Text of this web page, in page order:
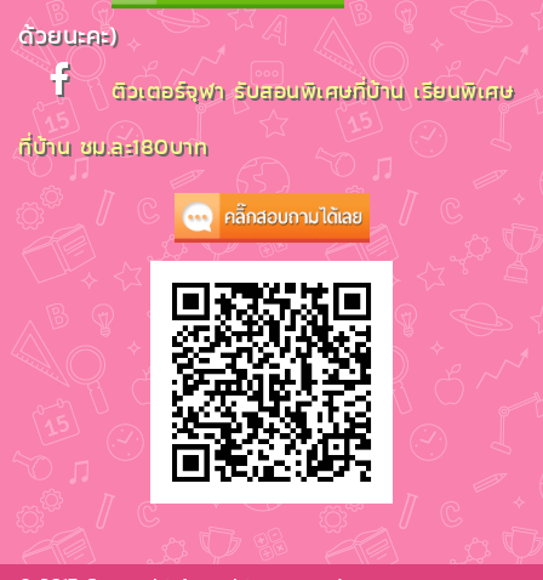
ด้วยนะคะ)
ติวเตอร์จุฬา รับสอนพิเศษที่บ้าน เรียนพิเศษ
ที่บ้าน ชม.ละ180บาท